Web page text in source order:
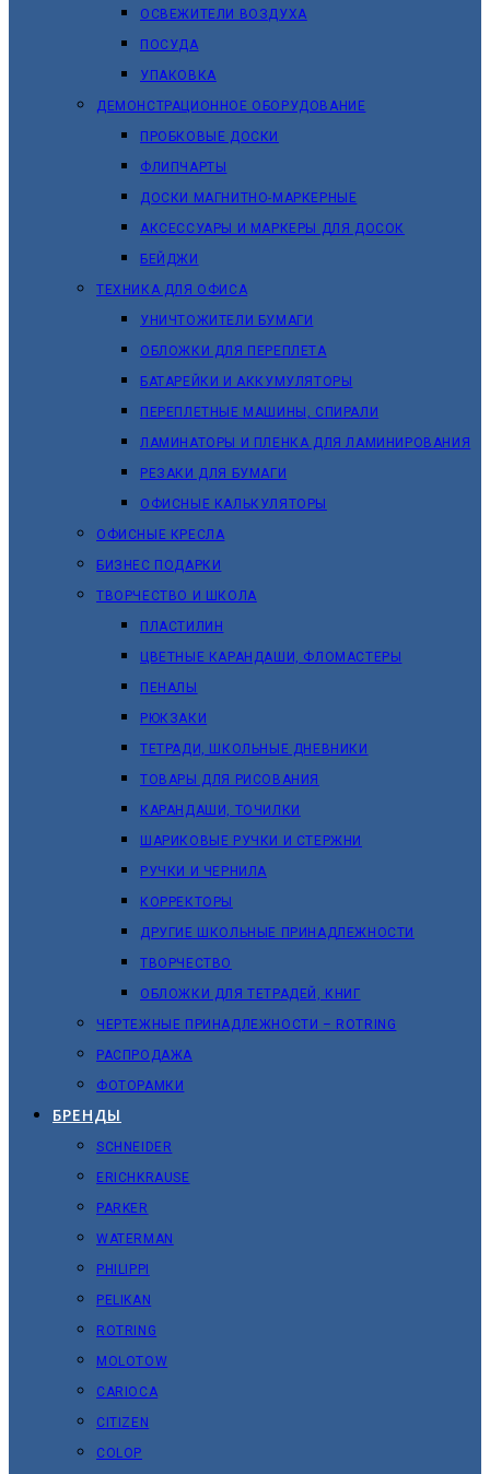
ОСВЕЖИТЕЛИ ВОЗДУХА
ПОСУДА
УПАКОВКА
ДЕМОНСТРАЦИОННОЕ ОБОРУДОВАНИЕ
ПРОБКОВЫЕ ДОСКИ
ФЛИПЧАРТЫ
ДОСКИ МАГНИТНО-МАРКЕРНЫЕ
АКСЕССУАРЫ И МАРКЕРЫ ДЛЯ ДОСОК
БЕЙДЖИ
ТЕХНИКА ДЛЯ ОФИСА
УНИЧТОЖИТЕЛИ БУМАГИ
ОБЛОЖКИ ДЛЯ ПЕРЕПЛЕТА
БАТАРЕЙКИ И АККУМУЛЯТОРЫ
ПЕРЕПЛЕТНЫЕ МАШИНЫ, СПИРАЛИ
ЛАМИНАТОРЫ И ПЛЕНКА ДЛЯ ЛАМИНИРОВАНИЯ
РЕЗАКИ ДЛЯ БУМАГИ
ОФИСНЫЕ КАЛЬКУЛЯТОРЫ
ОФИСНЫЕ КРЕСЛА
БИЗНЕС ПОДАРКИ
ТВОРЧЕСТВО И ШКОЛА
ПЛАСТИЛИН
ЦВЕТНЫЕ КАРАНДАШИ, ФЛОМАСТЕРЫ
ПЕНАЛЫ
РЮКЗАКИ
ТЕТРАДИ, ШКОЛЬНЫЕ ДНЕВНИКИ
ТОВАРЫ ДЛЯ РИСОВАНИЯ
КАРАНДАШИ, ТОЧИЛКИ
ШАРИКОВЫЕ РУЧКИ И СТЕРЖНИ
РУЧКИ И ЧЕРНИЛА
КОРРЕКТОРЫ
ДРУГИЕ ШКОЛЬНЫЕ ПРИНАДЛЕЖНОСТИ
ТВОРЧЕСТВО
ОБЛОЖКИ ДЛЯ ТЕТРАДЕЙ, КНИГ
ЧЕРТЕЖНЫЕ ПРИНАДЛЕЖНОСТИ – ROTRING
РАСПРОДАЖА
ФОТОРАМКИ
БРЕНДЫ
SCHNEIDER
ERICHKRAUSE
PARKER
WATERMAN
PHILIPPI
PELIKAN
ROTRING
MOLOTOW
CARIOCA
CITIZEN
COLOP